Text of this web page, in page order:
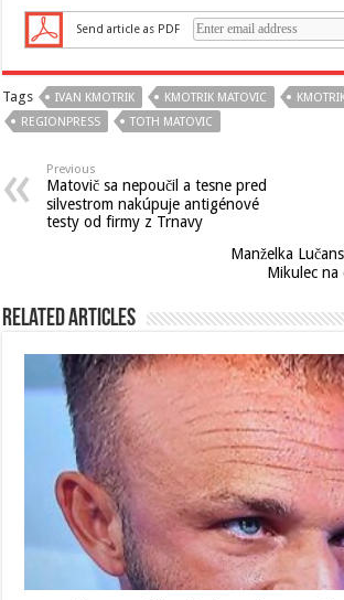
Send article as PDF
Tags IVAN KMOTRIK KMOTRIK MATOVIC
REGIONPRESS
TOTH MATOVIC
Previous
Matovič sa nepoučil a tesne pred
silvestrom nakúpuje antigénové
testy od firmy z Trnavy
Manželka
Mikulec
Related Articles